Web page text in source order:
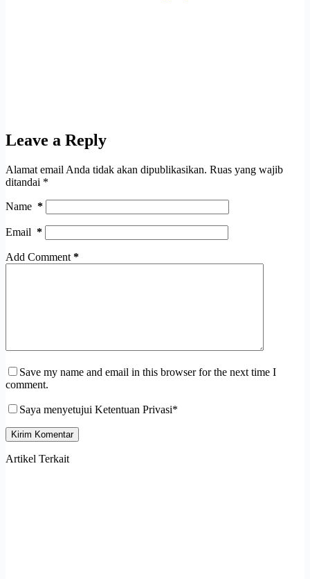
Leave a Reply
Alamat email Anda tidak akan dipublikasikan. Ruas yang wajib
ditandai *
Name *
Email *
Add Comment *
Save my name and email in this browser for the next time I
comment.
Saya menyetujui Ketentuan Privasi*
Kirim Komentar
Artikel Terkait